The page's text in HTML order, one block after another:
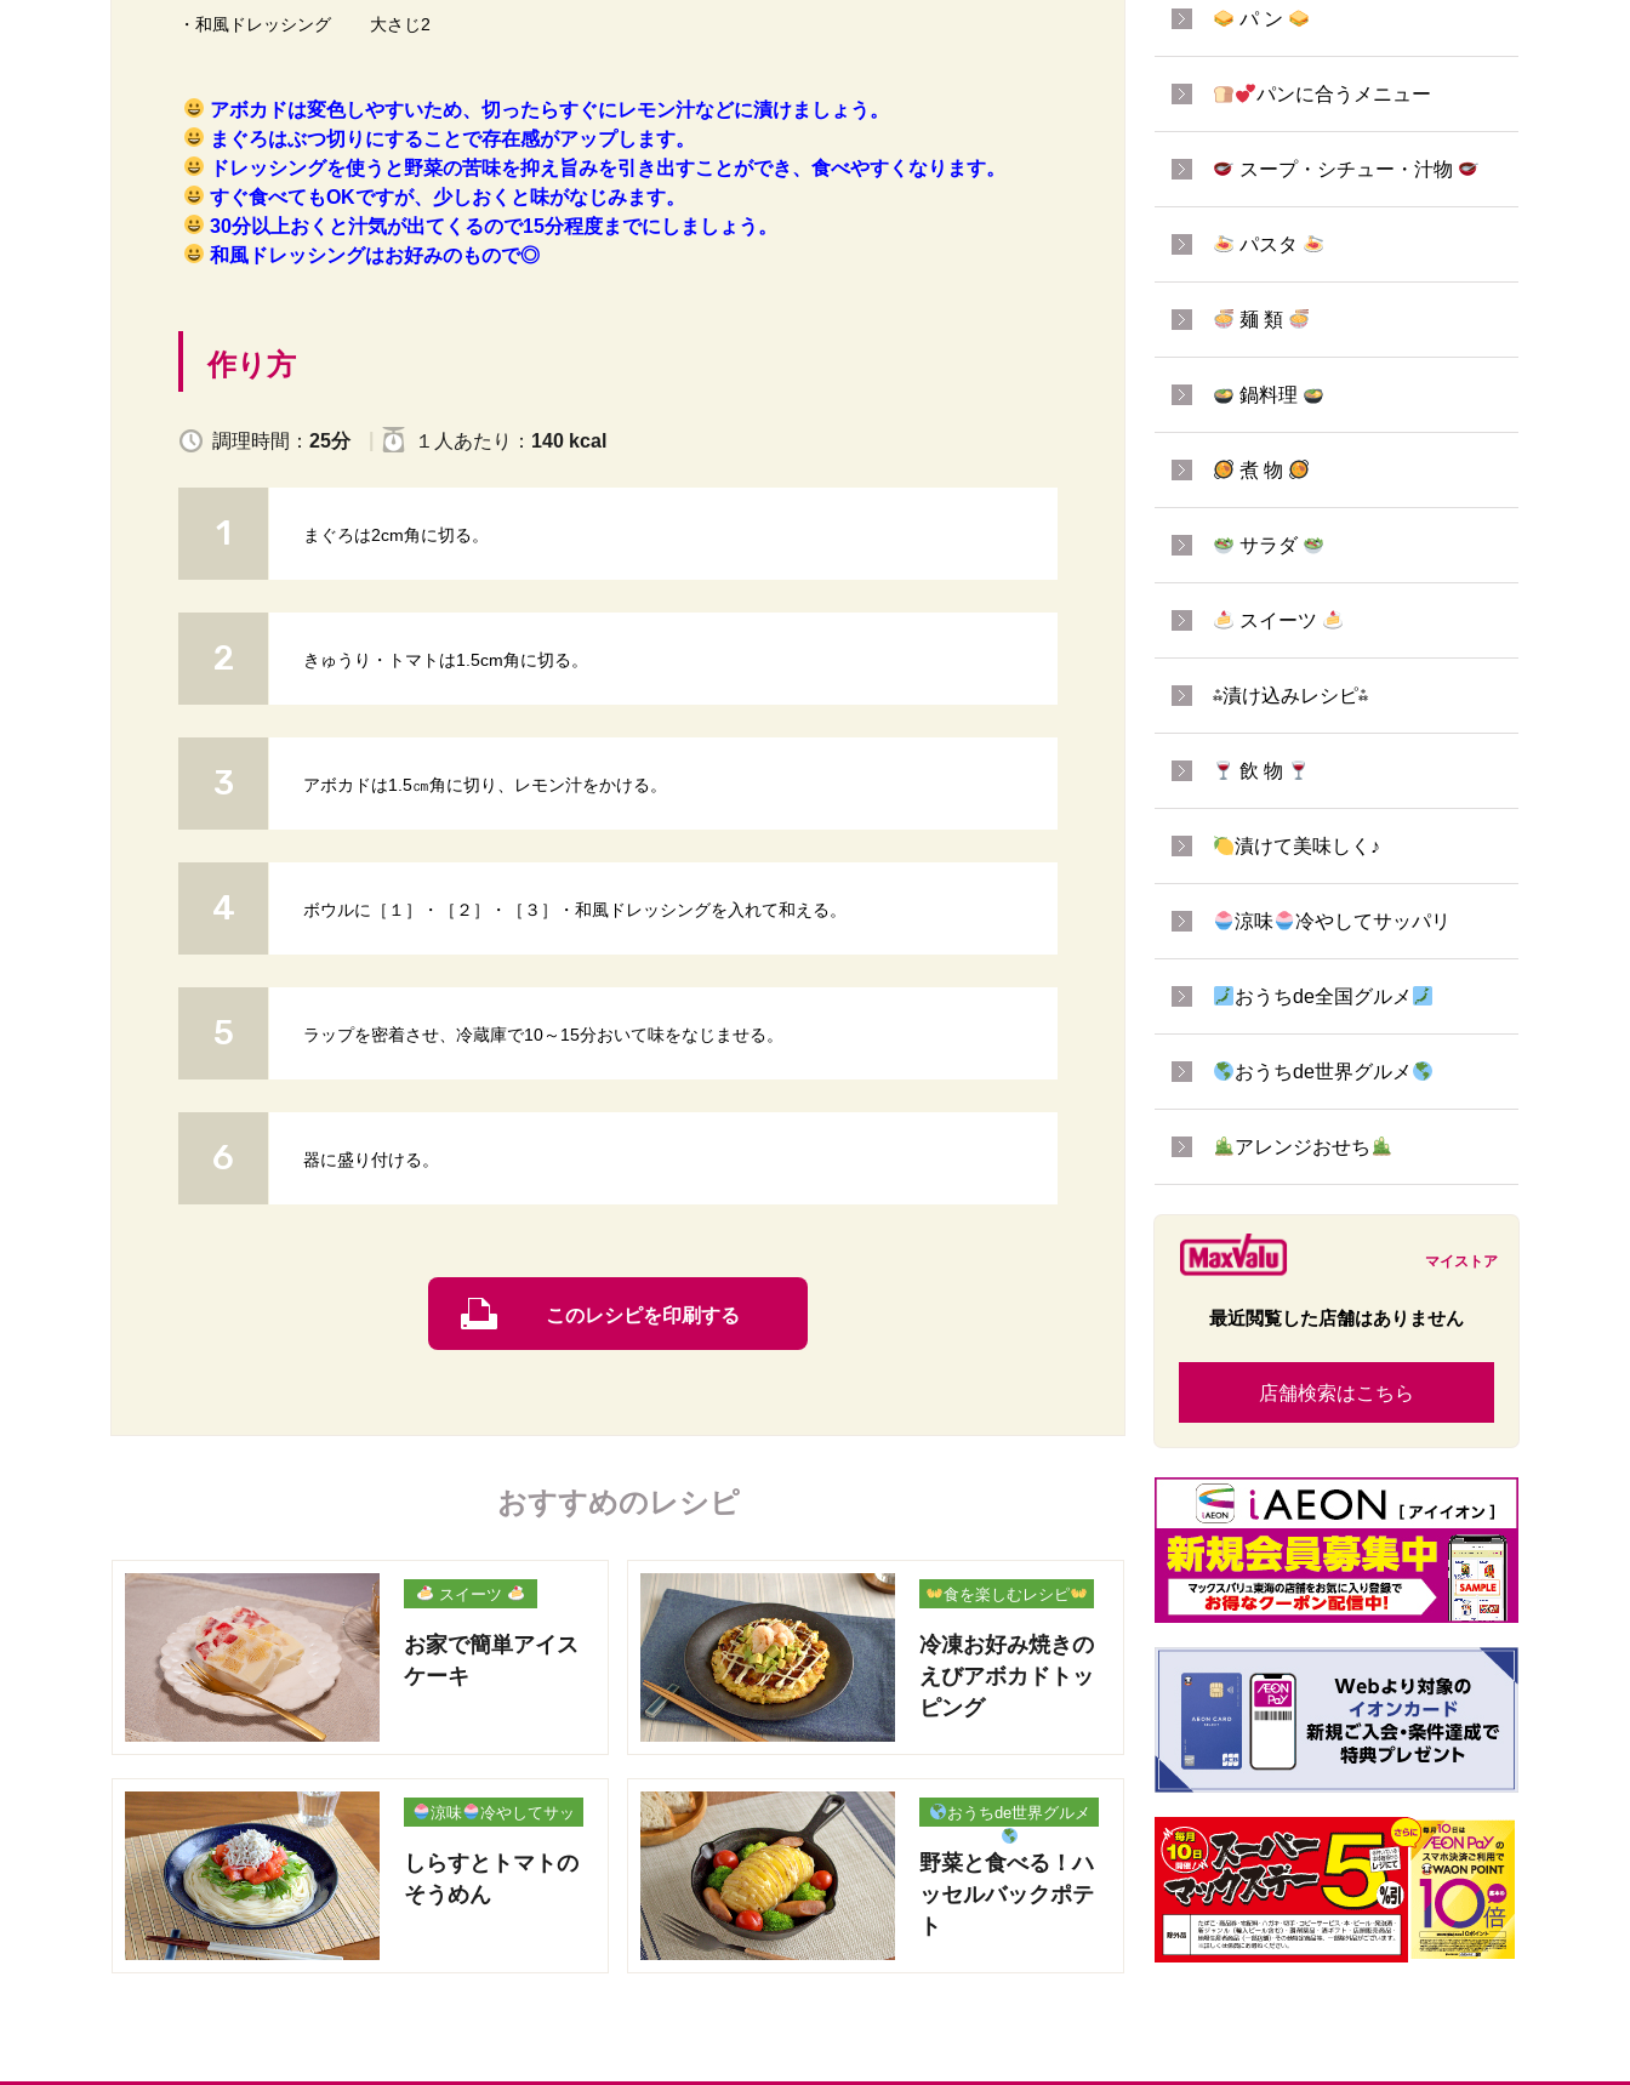
・和風ドレッシング 大さじ2
アボカドは変色しやすいため、切ったらすぐにレモン汁などに漬けましょう。
まぐろはぶつ切りにすることで存在感がアップします。
ドレッシングを使うと野菜の苦味を抑え旨みを引き出すことができ、食べやすくなります。
すぐ食べてもOKですが、少しおくと味がなじみます。
30分以上おくと汁気が出てくるので15分程度までにしましょう。
和風ドレッシングはお好みのもので◎
作り方
調理時間： 25分 １人 あたり ： 140 kcal
まぐろは2cm角に切る。
きゅうり・トマトは1.5cm角に切る。
アボカドは1.5㎝角に切り、レモン汁をかける。
ボウルに［１］・［２］・［３］・和風ドレッシングを入れて和える。
ラップを密着させ、冷蔵庫で10～15分おいて味をなじませる。
器に盛り付ける。
このレシピを印刷する
おすすめのレシピ
スイーツ
お家で簡単アイス
ケーキ
食を楽しむレシピ
冷凍お好み焼きの
えびアボカドトッ
ピング
涼味
冷やしてサッ
しらすとトマトの
そうめん
おうちde世界グルメ
野菜と食べる！ハ
ッセルバックポテ
ト
パ ン
パンに合うメニュー
スープ・シチュー・汁物
パスタ
麺 類
鍋料理
煮 物
サラダ
スイーツ
⁂漬け込みレシピ⁂
飲 物
漬けて美味しく♪
涼味 冷やしてサッパリ
おうちde全国グルメ
おうちde世界グルメ
アレンジおせち
マイストア
最近閲覧した店舗はありません
店舗検索はこちら